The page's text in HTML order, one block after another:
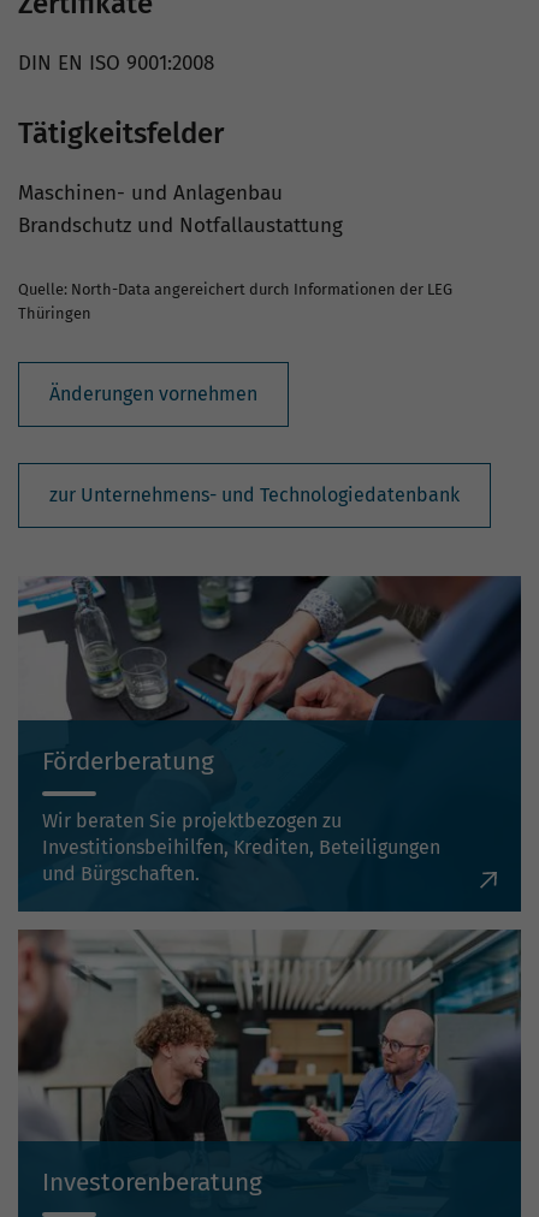
DIN EN ISO 9001:2008
Tätigkeitsfelder
Maschinen- und Anlagenbau
Brandschutz und Notfallaustattung
Quelle: North-Data angereichert durch Informationen der LEG
Thüringen
Änderungen vornehmen
zur Unternehmens- und Technologiedatenbank
Förderberatung
Wir beraten Sie projektbezogen zu
Investitionsbeihilfen, Krediten, Beteiligungen
und Bürgschaften.
Investorenberatung